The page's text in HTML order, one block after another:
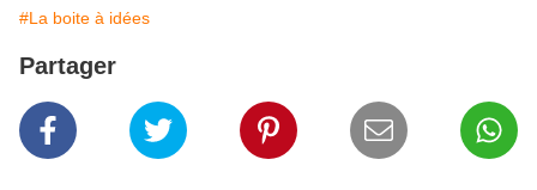
#La boite à idées
Partager